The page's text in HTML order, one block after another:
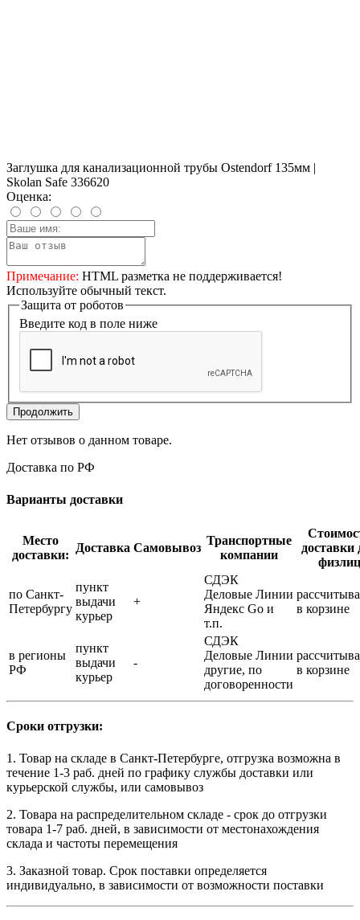
Заглушка для канализационной трубы Ostendorf 135мм |
Skolan Safe 336620
Оценка:
Примечание: HTML разметка не поддерживается!
Используйте обычный текст.
Защита от роботов
Введите код в поле ниже
Продолжить
Нет отзывов о данном товаре.
Доставка по РФ
Варианты доставки
Место
доставки:
Доставка Самовывоз
Транспортные
компании
доставки
физлиц
по Санкт-
Петербургу
пункт
выдачи
курьер
+
СДЭК
Деловые Линии
Яндекс Go и
т.п.
в корзине
в регионы
РФ
пункт
выдачи
курьер
-
СДЭК
Деловые Линии
другие, по
договоренности
в корзине
Сроки отгрузки:
1. Товар на складе в Санкт-Петербурге, отгрузка возможна в
течение 1-3 раб. дней по графику службы доставки или
курьерской службы, или самовывоз
2. Товара на распределительном складе - срок до отгрузки
товара 1-7 раб. дней, в зависимости от местонахождения
склада и частоты перемещения
3. Заказной товар. Срок поставки определяется
индивидуально, в зависимости от возможности поставки